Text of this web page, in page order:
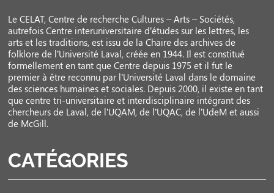
Le CELAT, Centre de recherche Cultures – Arts – Sociétés,
autrefois Centre interuniversitaire d’études sur les lettres, les
arts et les traditions, est issu de la Chaire des archives de
folklore de l’Université Laval, créée en 1944. Il est constitué
formellement en tant que Centre depuis 1975 et il fut le
premier à être reconnu par l’Université Laval dans le domaine
des sciences humaines et sociales. Depuis 2000, il existe en tant
que centre tri-universitaire et interdisciplinaire intégrant des
chercheurs de Laval, de l’UQAM, de l’UQAC, de l’UdeM et aussi
de McGill.
CATÉGORIES